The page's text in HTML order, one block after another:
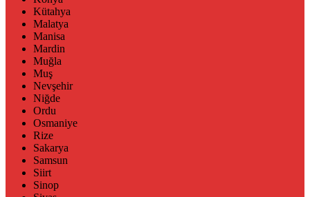
Kütahya
Malatya
Manisa
Mardin
Muğla
Muş
Nevşehir
Niğde
Ordu
Osmaniye
Rize
Sakarya
Samsun
Siirt
Sinop